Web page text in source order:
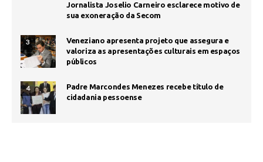
Jornalista Joselio Carneiro esclarece motivo de
sua exoneração da Secom
3
Veneziano apresenta projeto que assegura e
valoriza as apresentações culturais em espaços
públicos
4
Padre Marcondes Menezes recebe título de
cidadania pessoense